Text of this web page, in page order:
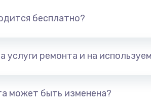
бесплатно?
услуги ремонта и на
может быть изменена?